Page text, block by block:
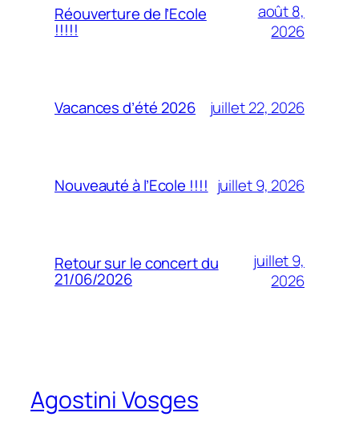
Réouverture de l’Ecole
!!!!!
août 8,
2026
Vacances d’été 2026 juillet 22, 2026
Nouveauté à l’Ecole !!!! juillet 9, 2026
Retour sur le concert du
21/06/2026
juillet 9,
2026
Agostini Vosges